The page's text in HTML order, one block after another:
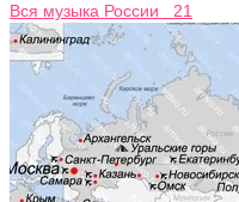
Вся музыка России 21